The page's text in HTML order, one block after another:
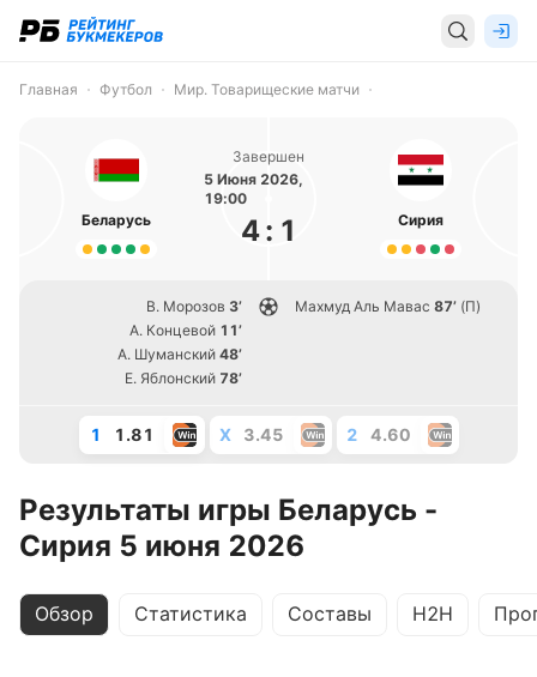
Главная Футбол Мир. Товарищеские матчи
Беларусь
Завершен
5 Июня 2026,
19:00
4: 1 Сирия
В. Морозов 3’
А. Концевой 11’
А. Шуманский 48’
Е. Яблонский 78’
Махмуд Аль Мавас 87’ (П)
1 1.81 X 3.45 2 4.60
Результаты игры Беларусь -
Сирия 5 июня 2026
Обзор Статистика Составы H2H